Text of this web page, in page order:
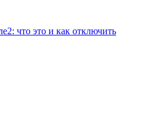
что это и как отключить